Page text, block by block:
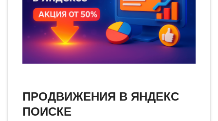
ПРОДВИЖЕНИЯ В ЯНДЕКС
ПОИСКЕ